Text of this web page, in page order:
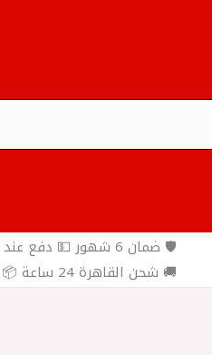
🛡️ ضمان 6 شهور 💵 دفع عند الاستلام 🔄 استبدال سهل
🚚 شحن القاهرة 24 ساعة 📦 شحن المحافظات 72 ساعة